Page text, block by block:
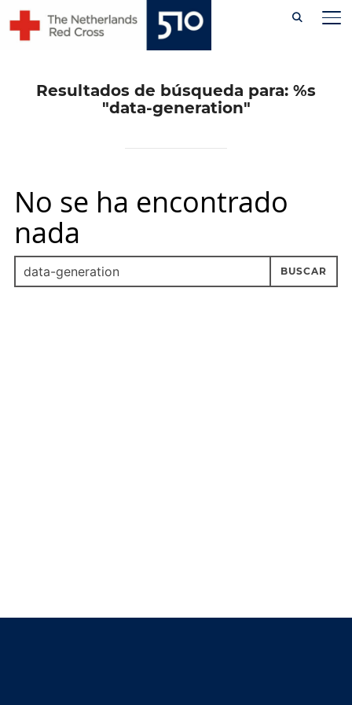
content
Resultados de búsqueda para: %s
"data-generation"
No se ha encontrado
nada